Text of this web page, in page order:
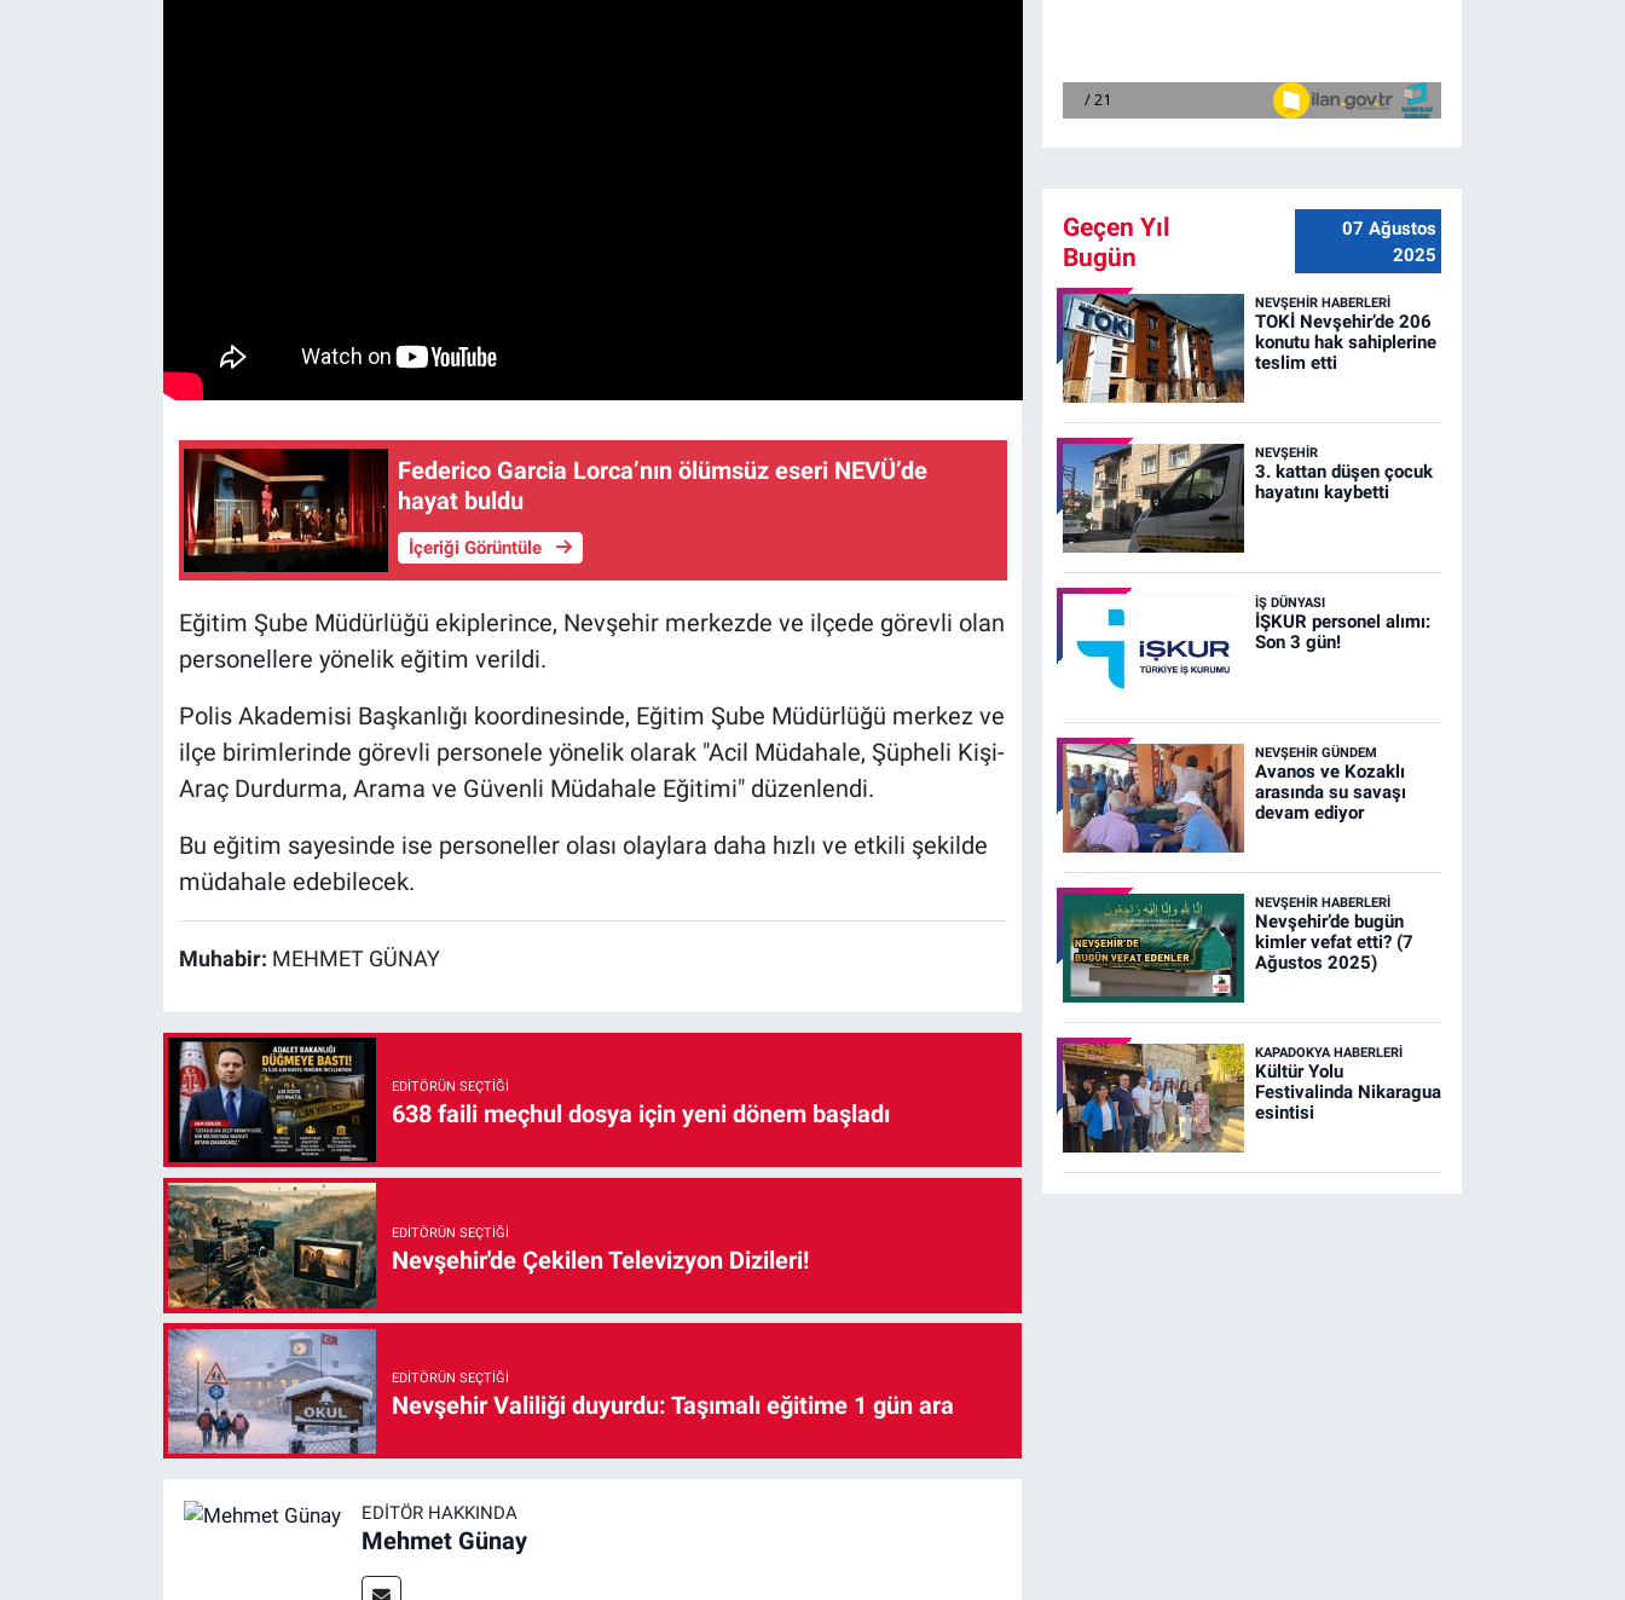
Federico Garcia Lorca’nın ölümsüz eseri NEVÜ’de
hayat buldu
İçeriği Görüntüle
Eğitim Şube Müdürlüğü ekiplerince, Nevşehir merkezde ve ilçede görevli olan
personellere yönelik eğitim verildi.
Polis Akademisi Başkanlığı koordinesinde, Eğitim Şube Müdürlüğü merkez ve
ilçe birimlerinde görevli personele yönelik olarak "Acil Müdahale, Şüpheli Kişi-
Araç Durdurma, Arama ve Güvenli Müdahale Eğitimi" düzenlendi.
Bu eğitim sayesinde ise personeller olası olaylara daha hızlı ve etkili şekilde
müdahale edebilecek.
Muhabir: MEHMET GÜNAY
EDITÖRÜN SEÇTIĞI
638 faili meçhul dosya için yeni dönem başladı
EDITÖRÜN SEÇTIĞI
Nevşehir'de Çekilen Televizyon Dizileri!
EDITÖRÜN SEÇTIĞI
Nevşehir Valiliği duyurdu: Taşımalı eğitime 1 gün ara
EDITÖR HAKKINDA
Mehmet Günay
Geçen Yıl
Bugün
07 Ağustos
2025
NEVŞEHIR HABERLERI
TOKİ Nevşehir’de 206
konutu hak sahiplerine
teslim etti
NEVŞEHIR
3. kattan düşen çocuk
hayatını kaybetti
İŞ DÜNYASI
İŞKUR personel alımı:
Son 3 gün!
NEVŞEHIR GÜNDEM
Avanos ve Kozaklı
arasında su savaşı
devam ediyor
NEVŞEHIR HABERLERI
Nevşehir’de bugün
kimler vefat etti? (7
Ağustos 2025)
KAPADOKYA HABERLERI
Kültür Yolu
Festivalinda Nikaragua
esintisi